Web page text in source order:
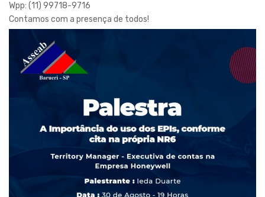
Wpp: (11) 99718-9716
Contamos com a presença de todos!